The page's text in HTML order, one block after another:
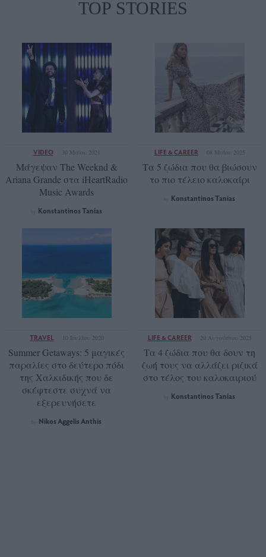
TOP STORIES
VIDEO 30 Μαΐου 2021
Μάγεψαν The Weeknd &
Ariana Grande στα iHeartRadio
Music Awards
Konstantinos Tanias
LIFE & CAREER 08 Μαΐου 2025
Τα 5 ζώδια που θα βιώσουν
το πιο τέλειο καλοκαίρι
Konstantinos Tanias
TRAVEL 10 Ιουλίου 2020
Summer Getaways: 5 μαγικές
παραλίες στο δεύτερο πόδι
της Χαλκιδικής που δε
σκέφτεστε συχνά να
εξερευνήσετε
Νikos Aggelis Anthis
LIFE & CAREER 20 Αυγούστου 2025
Τα 4 ζώδια που θα δουν τη
ζωή τους να αλλάζει ριζικά
στο τέλος του καλοκαιριού
Konstantinos Tanias